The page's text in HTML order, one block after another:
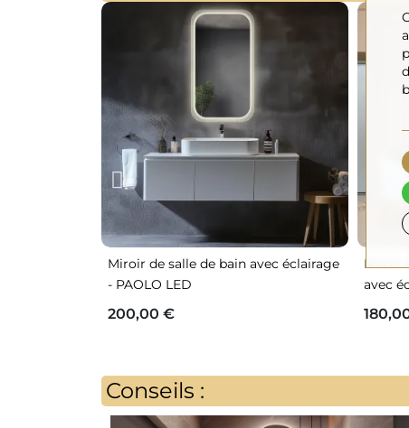
Miroir de salle de bain avec éclairage
- PAOLO LED
200,00 €
Miroir
avec
Conseils :